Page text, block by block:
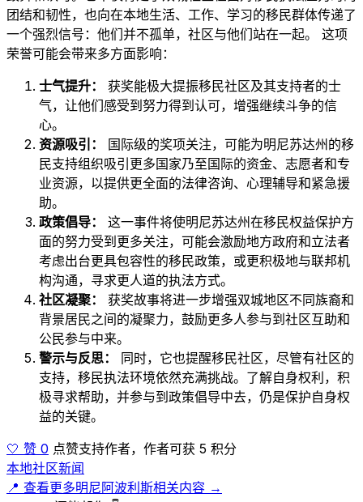
团结和韧性，也向在本地生活、工作、学习的移民群体传递了
一个强烈信号：他们并不孤单，社区与他们站在一起。 这项
荣誉可能会带来多方面影响：
士气提升：
获奖能极大提振移民社区及其支持者的士
气，让他们感受到努力得到认可，增强继续斗争的信
心。
资源吸引：
国际级的奖项关注，可能为明尼苏达州的移
民支持组织吸引更多国家乃至国际的资金、志愿者和专
业资源，以提供更全面的法律咨询、心理辅导和紧急援
助。
政策倡导：
这一事件将使明尼苏达州在移民权益保护方
面的努力受到更多关注，可能会激励地方政府和立法者
考虑出台更具包容性的移民政策，或更积极地与联邦机
构沟通，寻求更人道的执法方式。
社区凝聚：
获奖故事将进一步增强双城地区不同族裔和
背景居民之间的凝聚力，鼓励更多人参与到社区互助和
公民参与中来。
警示与反思：
同时，它也提醒移民社区，尽管有社区的
支持，移民执法环境依然充满挑战。了解自身权利，积
极寻求帮助，并参与到政策倡导中去，仍是保护自身权
益的关键。
🤍 赞 0 点赞支持作者，作者可获 5 积分
本地社区新闻
📍 查看更多明尼阿波利斯相关内容 →